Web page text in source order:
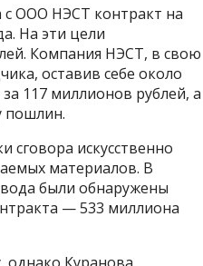
с ООО НЭСТ контракт на
На эти цели
Компания НЭСТ, в свою
оставив себе около
117 миллионов рублей, а
пошлин.
сговора искусственно
материалов. В
были обнаружены
— 533 миллиона